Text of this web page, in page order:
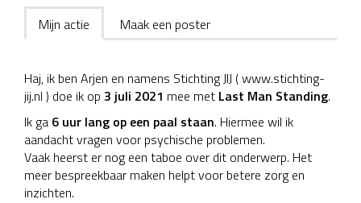
Mijn actie Maak een poster
Haj, ik ben Arjen en namens Stichting JIJ ( www.stichting-
jij.nl ) doe ik op 3 juli 2021 mee met Last Man Standing.
Ik ga 6 uur lang op een paal staan. Hiermee wil ik
aandacht vragen voor psychische problemen.
Vaak heerst er nog een taboe over dit onderwerp. Het
meer bespreekbaar maken helpt voor betere zorg en
inzichten.